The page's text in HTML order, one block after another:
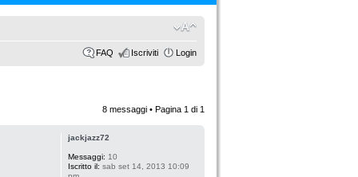
FAQ Iscriviti Login
8 messaggi • Pagina 1 di 1
jackjazz72
Messaggi: 10
Iscritto il: sab set 14, 2013 10:09